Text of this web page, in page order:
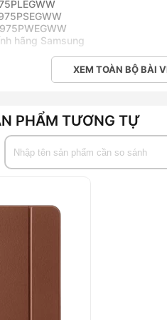
hãng Samsung
XEM TOÀN BỘ BÀI
PHẨM TƯƠNG TỰ